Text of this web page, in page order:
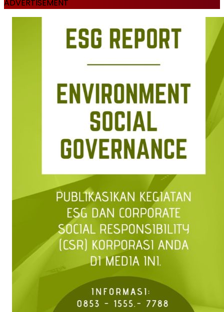
ADVERTISEMENT